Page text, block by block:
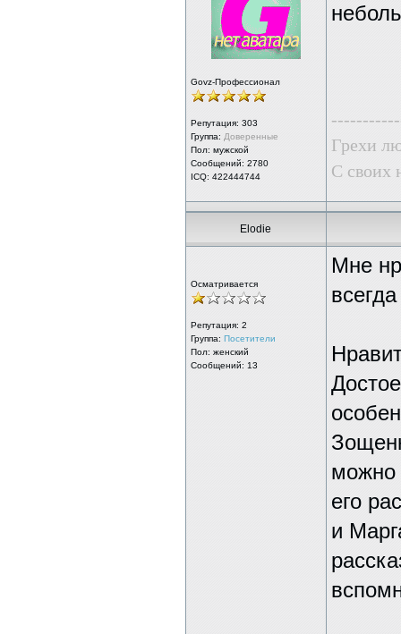
Govz-Профессионал
Репутация: 303
Группа: Доверенные
Пол: мужской
Сообщений: 2780
ICQ: 422444744
Грехи
С своих
Elodie
Осматривается
Репутация: 2
Группа: Посетители
Пол: женский
Сообщений: 13
Мне
можно
его
и